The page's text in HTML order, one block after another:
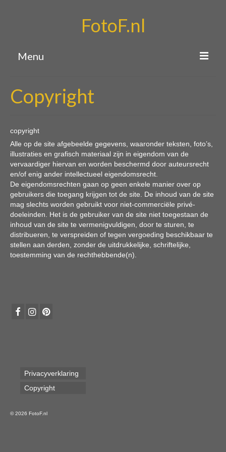
FotoF.nl
Menu
Portfolio
Contact
Copyright
copyright
Alle op de site afgebeelde gegevens, waaronder teksten, foto’s,
illustraties en grafisch materiaal zijn in eigendom van de
vervaardiger hiervan en worden beschermd door auteursrecht
en/of enig ander intellectueel eigendomsrecht.
De eigendomsrechten gaan op geen enkele manier over op
gebruikers die toegang krijgen tot de site. De inhoud van de site
mag slechts worden gebruikt voor niet-commerciële privé-
doeleinden. Het is de gebruiker van de site niet toegestaan de
inhoud van de site te vermenigvuldigen, door te sturen, te
distribueren, te verspreiden of tegen vergoeding beschikbaar te
stellen aan derden, zonder de uitdrukkelijke, schriftelijke,
toestemming van de rechthebbende(n).
Privacyverklaring
Copyright
© 2026 FotoF.nl